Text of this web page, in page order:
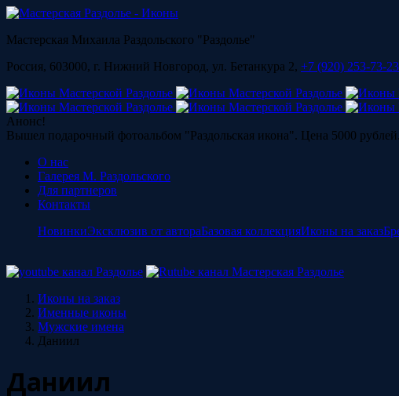
Мастерская Михаила Раздольского "Раздолье"
Россия, 603000, г. Нижний Новгород, ул. Бетанкура 2, +7 (920) 253-73-23
Анонс!
Вышел подарочный фотоальбом "Раздольская икона". Цена 5000
О нас
Галерея М. Раздольского
Для партнеров
Контакты
НовинкиЭксклюзив от автораБазовая коллекцияИконы на заказ
Иконы на заказ
Именные иконы
Мужские имена
Даниил
Даниил